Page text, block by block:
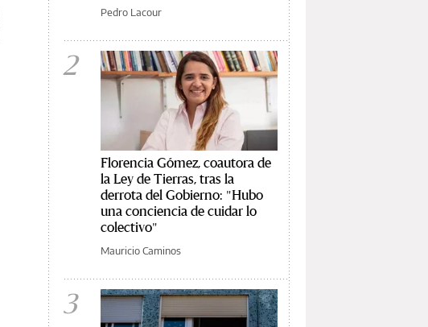
Pedro Lacour
2
Florencia Gómez, coautora de
la Ley de Tierras, tras la
derrota del Gobierno: "Hubo
una conciencia de cuidar lo
colectivo"
Mauricio Caminos
3